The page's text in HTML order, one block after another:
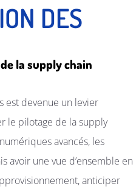
DES
la supply chain
est devenue un levier
le pilotage de la supply
avancés, les
avoir une vue d’ensemble en
anticiper